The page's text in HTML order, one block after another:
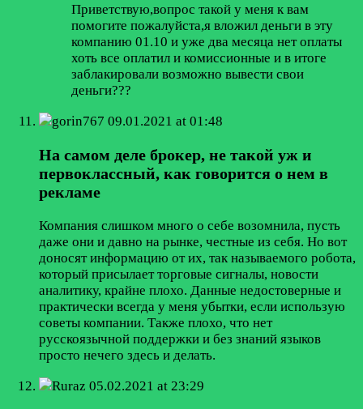
Приветствую,вопрос такой у меня к вам
помогите пожалуйста,я вложил деньги в эту
компанию 01.10 и уже два месяца нет оплаты
хоть все оплатил и комиссионные и в итоге
заблакировали возможно вывести свои
деньги???
gorin767 09.01.2021 at 01:48
На самом деле брокер, не такой уж и
первоклассный, как говорится о нем в
рекламе
Компания слишком много о себе возомнила, пусть
даже они и давно на рынке, честные из себя. Но вот
доносят информацию от их, так называемого робота,
который присылает торговые сигналы, новости
аналитику, крайне плохо. Данные недостоверные и
практически всегда у меня убытки, если использую
советы компании. Также плохо, что нет
русскоязычной поддержки и без знаний языков
просто нечего здесь и делать.
Ruraz 05.02.2021 at 23:29